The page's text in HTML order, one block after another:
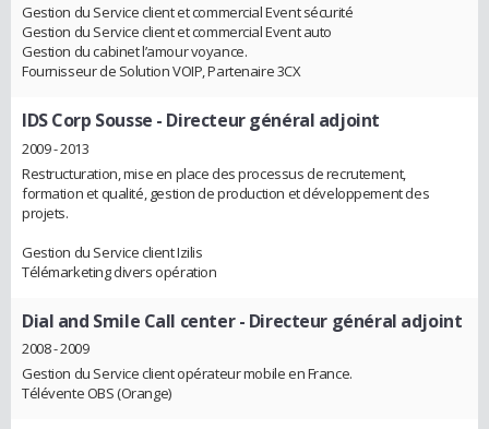
Gestion du Service client et commercial Event sécurité
Gestion du Service client et commercial Event auto
Gestion du cabinet l’amour voyance.
Fournisseur de Solution VOIP, Partenaire 3CX
IDS Corp Sousse - Directeur général adjoint
2009 - 2013
Restructuration, mise en place des processus de recrutement,
formation et qualité, gestion de production et développement des
projets.
Gestion du Service client Izilis
Télémarketing divers opération
Dial and Smile Call center- Directeur général adjoint
2008 - 2009
Gestion du Service client opérateur mobile en France.
Télévente OBS (Orange)